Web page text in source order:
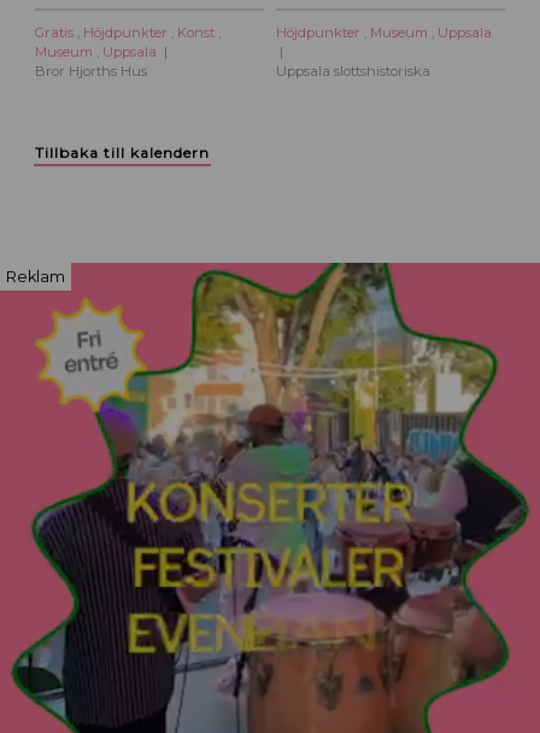
Gratis , Höjdpunkter , Konst ,
Museum , Uppsala
Bror Hjorths Hus
Höjdpunkter , Museum , Uppsala
Uppsala slottshistoriska
Tillbaka till kalendern
Reklam